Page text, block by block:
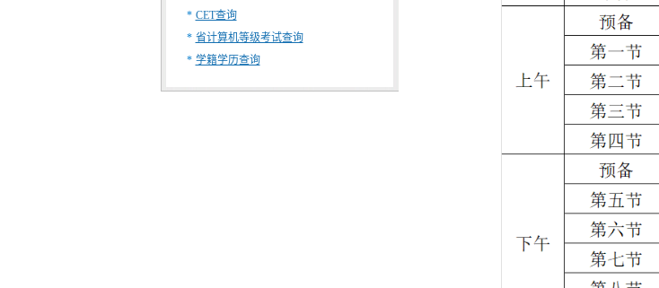
* CET查询
* 省计算机等级考试查询
* 学籍学历查询